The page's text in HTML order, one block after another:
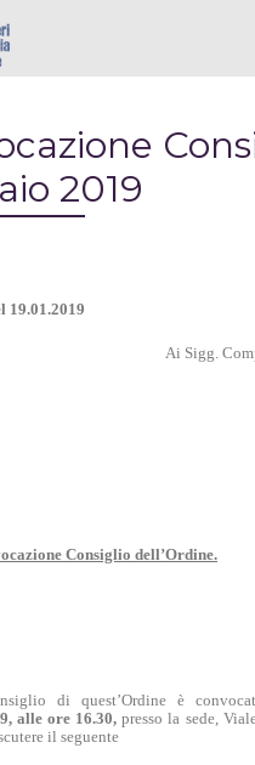
2019
19.01.2019
Ai Sigg.
Consiglio dell’Ordine.
di quest’Ordine è
alle ore 16.30, presso la sede,
il seguente